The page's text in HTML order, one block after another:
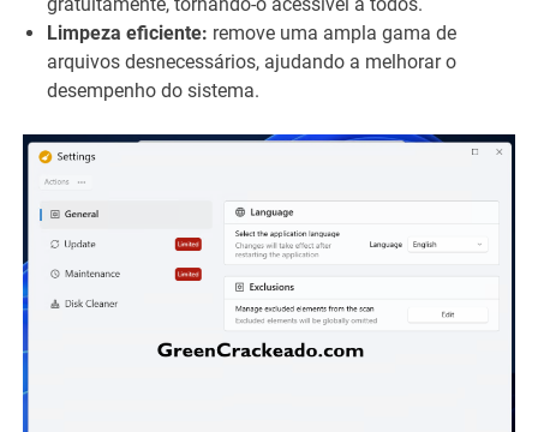
Limpeza eficiente: remove uma ampla gama de
arquivos desnecessários, ajudando a melhorar o
desempenho do sistema.